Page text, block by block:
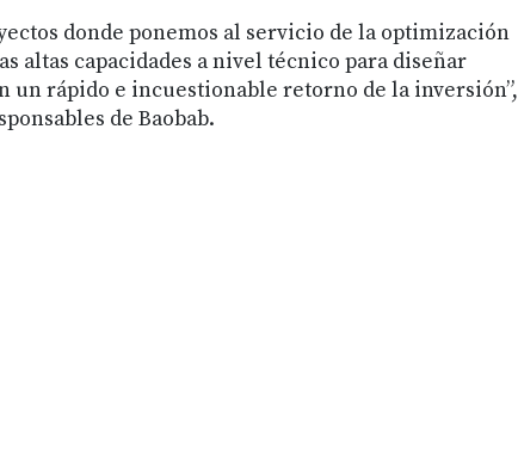
donde ponemos al servicio de la optimización
altas capacidades a nivel técnico para diseñar
un rápido e incuestionable retorno de la inversión”,
de Baobab.